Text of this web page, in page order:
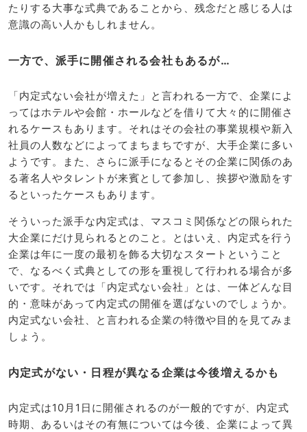
たりする大事な式典であることから、残念だと感じる人は
意識の高い人かもしれません。
一方で、派手に開催される会社もあるが…
「内定式ない会社が増えた」と言われる一方で、企業によ
ってはホテルや会館・ホールなどを借りて大々的に開催さ
れるケースもあります。それはその会社の事業規模や新入
社員の人数などによってまちまちですが、大手企業に多い
ようです。また、さらに派手になるとその企業に関係のあ
る著名人やタレントが来賓として参加し、挨拶や激励をす
るといったケースもあります。
そういった派手な内定式は、マスコミ関係などの限られた
大企業にだけ見られるとのこと。とはいえ、内定式を行う
企業は年に一度の最初を飾る大切なスタートということ
で、なるべく式典としての形を重視して行われる場合が多
いです。それでは「内定式ない会社」とは、一体どんな目
的・意味があって内定式の開催を選ばないのでしょうか。
内定式ない会社、と言われる企業の特徴や目的を見てみま
しょう。
内定式がない・日程が異なる企業は今後増えるかも
内定式は10月1日に開催されるのが一般的ですが、内定式
時期、あるいはその有無については今後、企業によって異